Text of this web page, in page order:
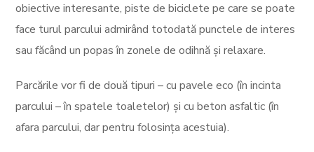
obiective interesante, piste de biciclete pe care se poate
face turul parcului admirând totodată punctele de interes
sau făcând un popas în zonele de odihnă și relaxare.
Parcările vor fi de două tipuri – cu pavele eco (în incinta
parcului – în spatele toaletelor) și cu beton asfaltic (în
afara parcului, dar pentru folosința acestuia).